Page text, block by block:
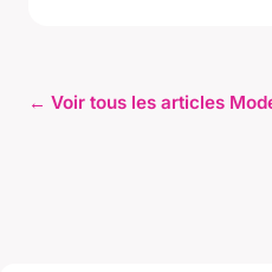
← Voir tous les articles